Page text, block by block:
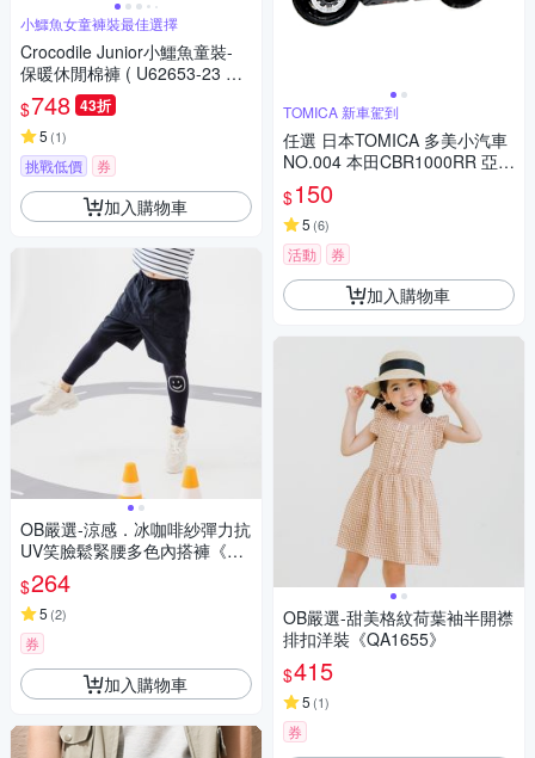
小鱷魚女童褲裝最佳選擇
Crocodile Junior小鱷魚童裝-
保暖休閒棉褲 ( U62653-23 小
碼款)
$748 43折
5 (1)
挑戰低價 券
加入購物車
OB嚴選-涼感．冰咖啡紗彈力抗
UV笑臉鬆緊腰多色內搭褲《QA
1659》
$264
5 (2)
券
加入購物車
TOMICA 新車駕到
任選 日本TOMICA 多美小汽車
NO.004 本田CBR1000RR 亞版
TM004S1
$150
5 (6)
活動 券
加入購物車
OB嚴選-甜美格紋荷葉袖半開襟
排扣洋裝《QA1655》
$415
5 (1)
券